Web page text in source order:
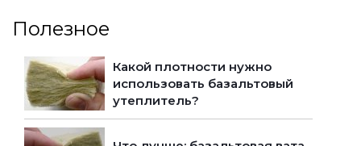
Полезное
Какой плотности нужно
использовать базальтовый
утеплитель?